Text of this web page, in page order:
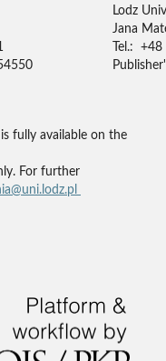
Lodz
Jana
Tel.:
fully available on the
For further